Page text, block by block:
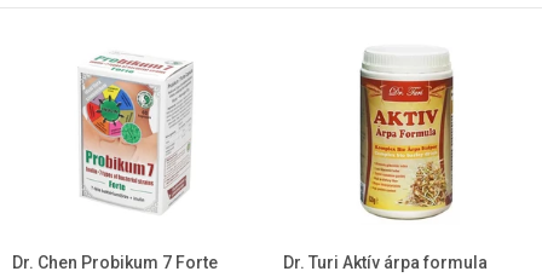
Dr. Chen Probikum 7 Forte
Dr. Turi Aktív árpa formula